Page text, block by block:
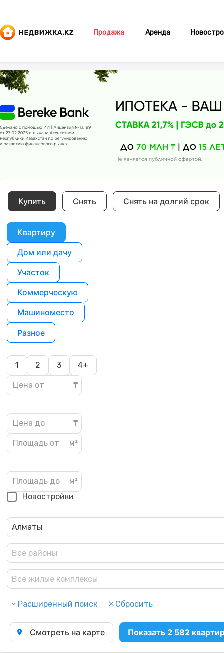
Продажа Аренда
Купить Снять Снять на долгий срок
Квартиру
Дом или дачу
Участок
Коммерческую
Машиноместо
Разное
1 2 3 4+
Новостройки
Алматы
Все районы
Все жилые комплексы
Расширенный поиск Сбросить
Смотреть на карте Показать 2 582